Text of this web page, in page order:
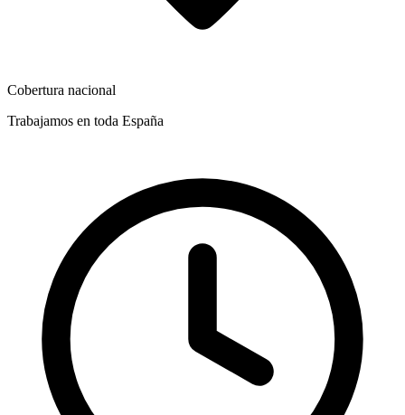
Cobertura nacional
Trabajamos en toda España